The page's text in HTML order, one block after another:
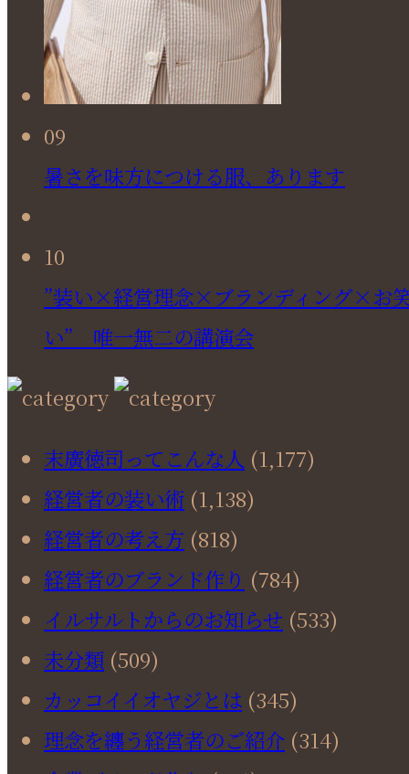
09
暑さを味方につける服、あります
10
”装い×経営理念×ブランディング×お
い” 唯一無二の講演会
末廣徳司ってこんな人 (1,177)
経営者の装い術 (1,138)
経営者の考え方 (818)
経営者のブランド作り (784)
イルサルトからのお知らせ (533)
未分類 (509)
カッコイイオヤジとは (345)
理念を纏う経営者のご紹介 (314)